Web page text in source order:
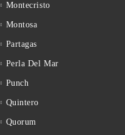
Montecristo
Montosa
Partagas
Perla Del Mar
Punch
Quintero
Quorum